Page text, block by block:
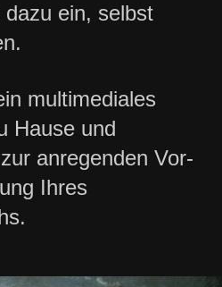
ein, selbst
multimediales
Hause und
anregenden Vor-
Ihres